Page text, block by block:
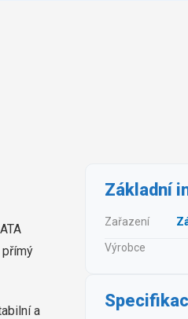
přímý
a
Základní
Zařazení
Výrobce